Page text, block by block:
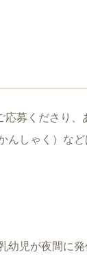
募くださり
んしゃく）な
幼児が夜間に